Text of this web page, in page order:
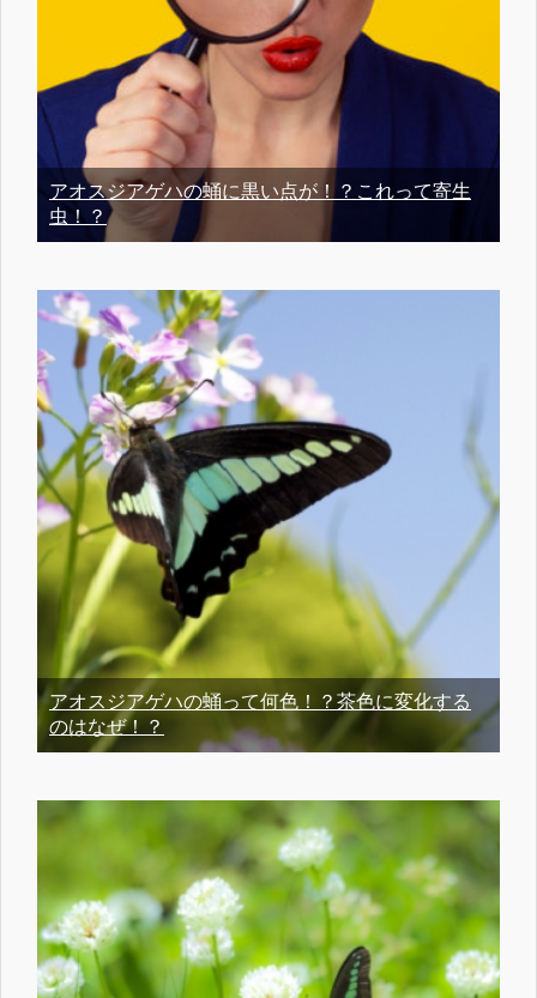
アオスジアゲハの蛹に黒い点が！？これって寄生
虫！？
アオスジアゲハの蛹って何色！？茶色に変化する
のはなぜ！？